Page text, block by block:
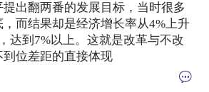
出翻两番的发展目标，当时很多
而结果却是经济增长率从4%上升
达到7%以上。这就是改革与不改
位差距的直接体现